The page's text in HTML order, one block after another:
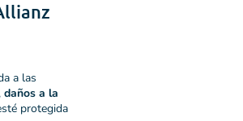
a las
daños a la
protegida